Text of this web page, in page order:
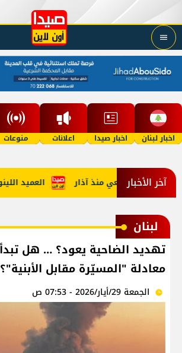
اخبار لبنان اخبار صيدا اعلانات منوعات
آخر الأخبار العميد اللينو:
لبنان
تهديد الضاحية يعود؟ … هل
معادلة "المسيّرة مقابل الأبنية"؟
الجمعة 29/أيار/2026 - 07:53 ص